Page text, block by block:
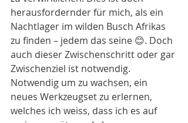
herausfordernder für mich, als ein
Nachtlager im wilden Busch Afrikas
zu finden – jedem das seine 😊. Doch
auch dieser Zwischenschritt oder gar
Zwischenziel ist notwendig.
Notwendig um zu wachsen, ein
neues Werkzeugset zu erlernen,
welches ich weiss, dass ich es auf